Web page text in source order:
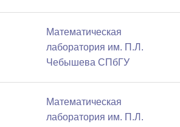
Математичеcкая
лаборатория им. П.Л.
Чебышева СПбГУ
Математичеcкая
лаборатория им. П.Л.